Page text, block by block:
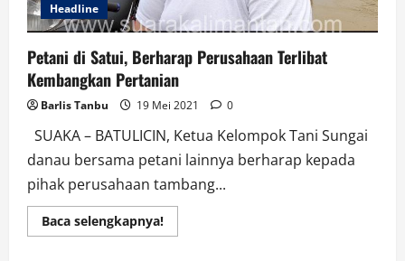
Headline
Petani di Satui, Berharap Perusahaan Terlibat
Kembangkan Pertanian
Barlis Tanbu 19 Mei 2021 0
SUAKA – BATULICIN, Ketua Kelompok Tani Sungai
danau bersama petani lainnya berharap kepada
pihak perusahaan tambang...
Baca selengkapnya!Read
more